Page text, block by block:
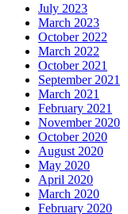
July 2023
March 2023
October 2022
March 2022
October 2021
September 2021
March 2021
February 2021
November 2020
October 2020
August 2020
May 2020
April 2020
March 2020
February 2020